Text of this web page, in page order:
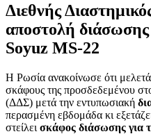
Διεθνής
αποστολή
Soyuz MS-22
Η Ρωσία ανακοίνωσε ότι
σκάφους της προσδεδεμένου
(ΔΔΣ) μετά την εντυπωσιακή
περασμένη εβδομάδα κι
στείλει σκάφος διάσωσης για